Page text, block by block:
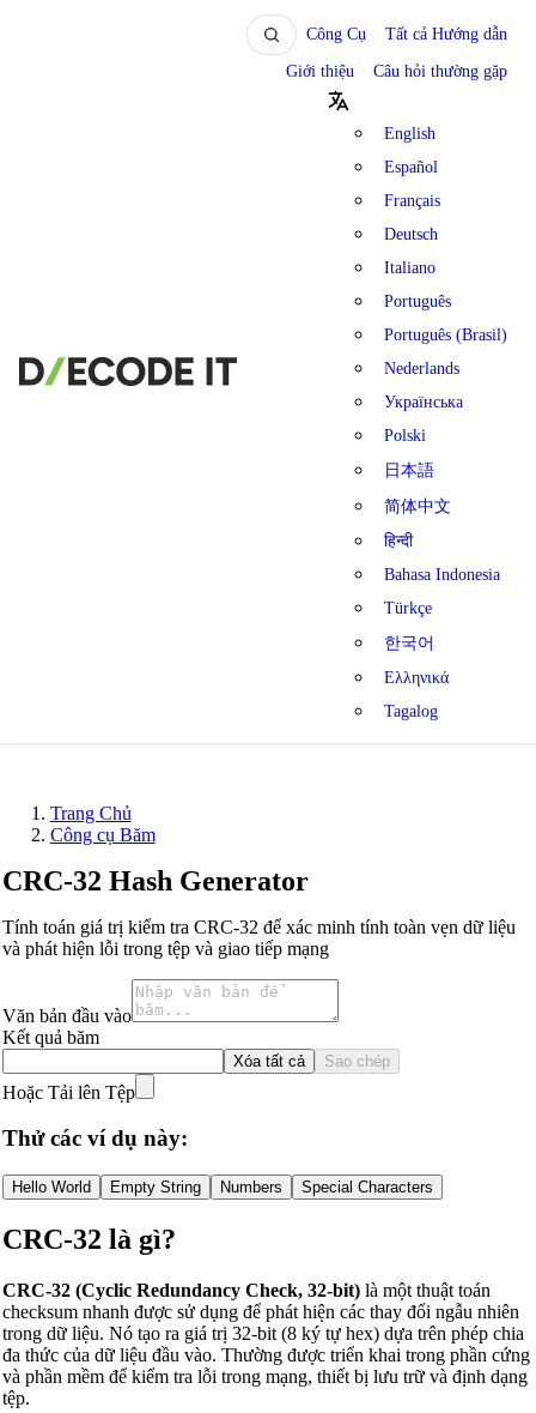
Công Cụ Tất cả Hướng dẫn
Giới thiệu Câu hỏi thường gặp
English
Español
Français
Deutsch
Italiano
Português
Português (Brasil)
Nederlands
Українська
Polski
日本語
简体中文
हिन्दी
Bahasa Indonesia
Türkçe
한국어
Ελληνικά
Tagalog
Trang Chủ
Công cụ Băm
CRC-32 Hash Generator
Tính toán giá trị kiểm tra CRC-32 để xác minh tính toàn vẹn dữ liệu
và phát hiện lỗi trong tệp và giao tiếp mạng
Văn bản đầu vào
Kết quả băm
Xóa tất cả Sao chép
Hoặc Tải lên Tệp
Thử các ví dụ này:
Hello World Empty String Numbers Special Characters
CRC-32 là gì?
CRC-32 (Cyclic Redundancy Check, 32-bit)là một thuật toán
checksum nhanh được sử dụng để phát hiện các thay đổi ngẫu nhiên
trong dữ liệu. Nó tạo ra giá trị 32-bit (8 ký tự hex) dựa trên phép chia
đa thức của dữ liệu đầu vào. Thường được triển khai trong phần cứng
và phần mềm để kiểm tra lỗi trong mạng, thiết bị lưu trữ và định dạng
tệp.